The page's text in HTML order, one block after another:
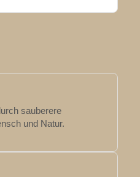
sauberere
und Natur.